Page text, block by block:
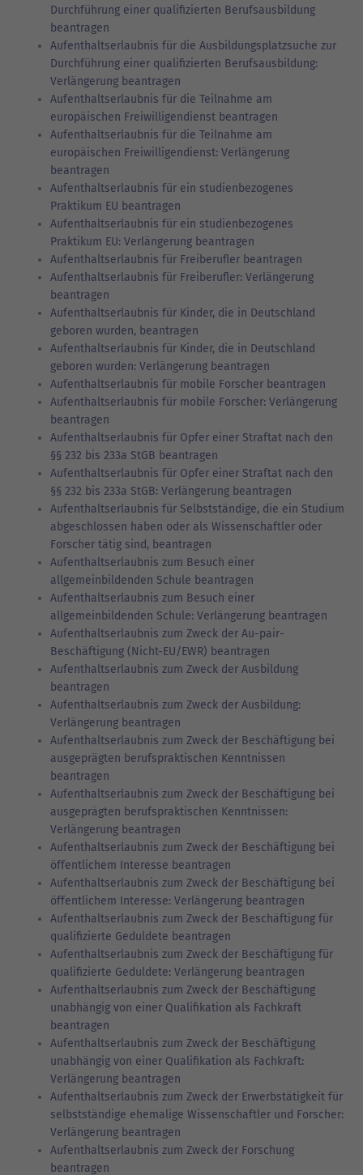
Durchführung einer qualifizierten Berufsausbildung
beantragen
Aufenthaltserlaubnis für die Ausbildungsplatzsuche zur
Durchführung einer qualifizierten Berufsausbildung:
Verlängerung beantragen
Aufenthaltserlaubnis für die Teilnahme am
europäischen Freiwilligendienst beantragen
Aufenthaltserlaubnis für die Teilnahme am
europäischen Freiwilligendienst: Verlängerung
beantragen
Aufenthaltserlaubnis für ein studienbezogenes
Praktikum EU beantragen
Aufenthaltserlaubnis für ein studienbezogenes
Praktikum EU: Verlängerung beantragen
Aufenthaltserlaubnis für Freiberufler beantragen
Aufenthaltserlaubnis für Freiberufler: Verlängerung
beantragen
Aufenthaltserlaubnis für Kinder, die in Deutschland
geboren wurden, beantragen
Aufenthaltserlaubnis für Kinder, die in Deutschland
geboren wurden: Verlängerung beantragen
Aufenthaltserlaubnis für mobile Forscher beantragen
Aufenthaltserlaubnis für mobile Forscher: Verlängerung
beantragen
Aufenthaltserlaubnis für Opfer einer Straftat nach den
§§ 232 bis 233a StGB beantragen
Aufenthaltserlaubnis für Opfer einer Straftat nach den
§§ 232 bis 233a StGB: Verlängerung beantragen
Aufenthaltserlaubnis für Selbstständige, die ein Studium
abgeschlossen haben oder als Wissenschaftler oder
Forscher tätig sind, beantragen
Aufenthaltserlaubnis zum Besuch einer
allgemeinbildenden Schule beantragen
Aufenthaltserlaubnis zum Besuch einer
allgemeinbildenden Schule: Verlängerung beantragen
Aufenthaltserlaubnis zum Zweck der Au-pair-
Beschäftigung (Nicht-EU/EWR) beantragen
Aufenthaltserlaubnis zum Zweck der Ausbildung
beantragen
Aufenthaltserlaubnis zum Zweck der Ausbildung:
Verlängerung beantragen
Aufenthaltserlaubnis zum Zweck der Beschäftigung bei
ausgeprägten berufspraktischen Kenntnissen
beantragen
Aufenthaltserlaubnis zum Zweck der Beschäftigung bei
ausgeprägten berufspraktischen Kenntnissen:
Verlängerung beantragen
Aufenthaltserlaubnis zum Zweck der Beschäftigung bei
öffentlichem Interesse beantragen
Aufenthaltserlaubnis zum Zweck der Beschäftigung bei
öffentlichem Interesse: Verlängerung beantragen
Aufenthaltserlaubnis zum Zweck der Beschäftigung für
qualifizierte Geduldete beantragen
Aufenthaltserlaubnis zum Zweck der Beschäftigung für
qualifizierte Geduldete: Verlängerung beantragen
Aufenthaltserlaubnis zum Zweck der Beschäftigung
unabhängig von einer Qualifikation als Fachkraft
beantragen
Aufenthaltserlaubnis zum Zweck der Beschäftigung
unabhängig von einer Qualifikation als Fachkraft:
Verlängerung beantragen
Aufenthaltserlaubnis zum Zweck der Erwerbstätigkeit für
selbstständige ehemalige Wissenschaftler und Forscher:
Verlängerung beantragen
Aufenthaltserlaubnis zum Zweck der Forschung
beantragen